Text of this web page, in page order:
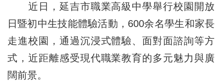
近日，延吉市職業高級中學舉行校園開放
日暨初中生技能體驗活動，600余名學生和家長
走進校園，通過沉浸式體驗、面對面諮詢等方
式，近距離感受現代職業教育的多元魅力與廣
闊前景。